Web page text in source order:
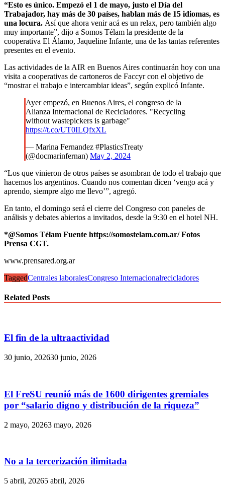
“Esto es único. Empezó el 1 de mayo, justo el Día del
Trabajador, hay más de 30 países, hablan más de 15 idiomas, es
una locura. Así que ahora venir acá es un relax, pero también algo
muy importante”, dijo a Somos Télam la presidente de la
cooperativa El Álamo, Jaqueline Infante, una de las tantas referentes
presentes en el evento.
Las actividades de la AIR en Buenos Aires continuarán hoy con una
visita a cooperativas de cartoneros de Faccyr con el objetivo de
“mostrar el trabajo e intercambiar ideas”, según explicó Infante.
Ayer empezó, en Buenos Aires, el congreso de la
Alianza Internacional de Recicladores. "Recycling
without wastepickers is garbage"
https://t.co/UT0ILQfxXL
— Marina Fernandez #PlasticsTreaty
(@docmarinfernan) May 2, 2024
“Los que vinieron de otros países se asombran de todo el trabajo que
hacemos los argentinos. Cuando nos comentan dicen ‘vengo acá y
aprendo, siempre algo me llevo’”, agregó.
En tanto, el domingo será el cierre del Congreso con paneles de
análisis y debates abiertos a invitados, desde la 9:30 en el hotel NH.
*@Somos Télam Fuente https://somostelam.com.ar/ Fotos
Prensa CGT.
www.prensared.org.ar
TaggedCentrales laboralesCongreso Internacionalrecicladores
Related Posts
El fin de la ultraactividad
30 junio, 202630 junio, 2026
El FreSU reunió más de 1600 dirigentes gremiales
por “salario digno y distribución de la riqueza”
2 mayo, 20263 mayo, 2026
No a la tercerización ilimitada
5 abril, 20265 abril, 2026